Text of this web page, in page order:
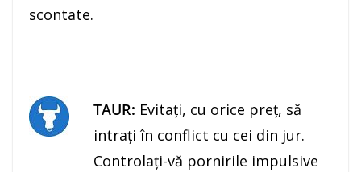
scontate.
TAUR: Evitaţi, cu orice preţ, să
intraţi în conflict cu cei din jur.
Controlaţi-vă pornirile impulsive